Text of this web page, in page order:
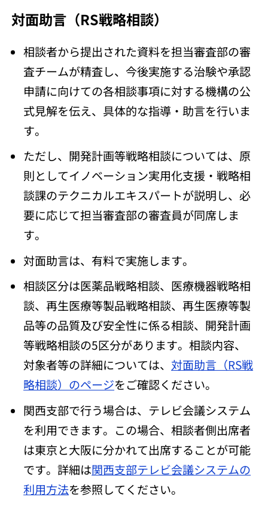
対面助言（RS戦略相談）
相談者から提出された資料を担当審査部の審
査チームが精査し、今後実施する治験や承認
申請に向けての各相談事項に対する機構の公
式見解を伝え、具体的な指導・助言を行いま
す。
ただし、開発計画等戦略相談については、原
則としてイノベーション実用化支援・戦略相
談課のテクニカルエキスパートが説明し、必
要に応じて担当審査部の審査員が同席しま
す。
対面助言は、有料で実施します。
相談区分は医薬品戦略相談、医療機器戦略相
談、再生医療等製品戦略相談、再生医療等製
品等の品質及び安全性に係る相談、開発計画
等戦略相談の5区分があります。相談内容、
対象者等の詳細については、 対面助言（RS戦
略相談）のページをご確認ください。
関西支部で行う場合は、テレビ会議システム
を利用できます。この場合、相談者側出席者
は東京と大阪に分かれて出席することが可能
です。詳細は関西支部テレビ会議システムの
利用方法を参照してください。